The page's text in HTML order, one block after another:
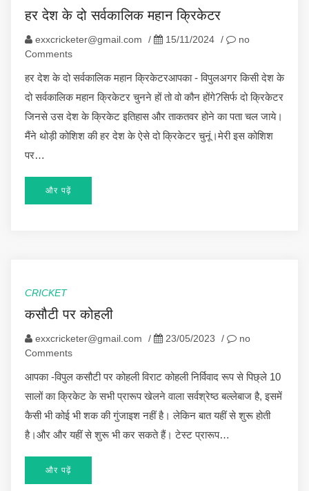
हर देश के दो सर्वकालिक महान क्रिकेटर
exxcricketer@gmail.com / 15/11/2024 /
no
Comments
हर देश के दो सर्वकालिक महान क्रिकेटरआपका - विपुलअगर किसी देश के
दो सर्वकालिक महान क्रिकेटर चुनने हों तो वो कौन होंगे?सिर्फ दो क्रिकेटर
जिनसे उस देश के क्रिकेट इतिहास और ताकतवर होने का पता चल जाये।
मैंने थोड़ी कोशिश की हर देश के ऐसे दो क्रिकेटर चुनूं।मेरी इस कोशिश
पर…
और पढ़ें
CRICKET
कसौटी पर कोहली
exxcricketer@gmail.com / 23/05/2023 /
no
Comments
आपका -विपुल कसौटी पर कोहली विराट कोहली निर्विवाद रूप से पिछ्ले 10
सालों का क्रिकेट के सभी प्रारूप खेलने वाला सर्वश्रेष्ठ बल्लेबाज है, इसमें
कैसी भी कोई भी शक की गुंजाइश नहीं है। लेकिन बात यहीं से शुरू होती
है।और और यहीं से शुरू भी कर सकते हैं। टेस्ट प्रारूप…
और पढ़ें